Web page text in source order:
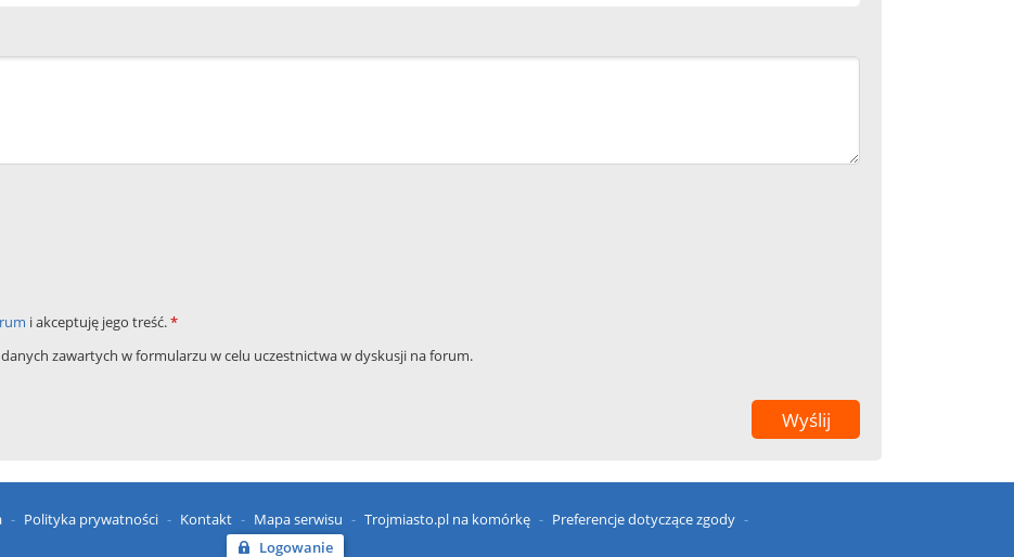
i akceptuję jego treść.*
zawartych w formularzu w celu uczestnictwa w dyskusji na forum.
Polityka prywatności Kontakt Mapa serwisu Trojmiasto.pl na komórkę
Preferencje dotyczące zgody
Logowanie